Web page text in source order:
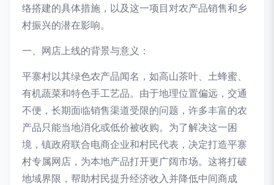
络搭建的具体措施，以及这一项目对农产品销售和乡
村振兴的潜在影响。
一、网店上线的背景与意义：
平寨村以其绿色农产品闻名，如高山茶叶、土蜂蜜、
有机蔬菜和特色手工艺品。由于地理位置偏远，交通
不便，长期面临销售渠道受限的问题，许多丰富的农
产品只能当地消化或低价被收购。为了解决这一困
境，镇政府联合电商企业和村民代表，决定打造平寨
村专属网店，为本地产品打开更广阔市场。这将打破
地域界限，帮助村民提升经济收入并降低中间商成